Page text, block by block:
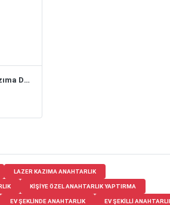
Kişiye Özel Lazer Kazıma Deri Lacivert Anahtarlık
LAZER KAZIMA ANAHTARLIK
KIŞIYE ÖZEL ANAHTARLIK YAPTIRMA
EV ŞEKLINDE ANAHTARLIK EV ŞEKILLI